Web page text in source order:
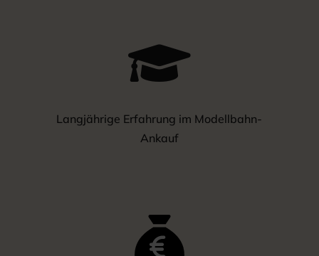

Langjährige Erfahrung im Modellbahn-
Ankauf